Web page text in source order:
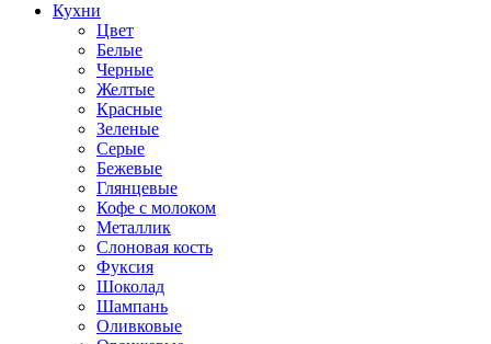
Кухни
Цвет
Белые
Черные
Желтые
Красные
Зеленые
Серые
Бежевые
Глянцевые
Кофе с молоком
Металлик
Слоновая кость
Фуксия
Шоколад
Шампань
Оливковые